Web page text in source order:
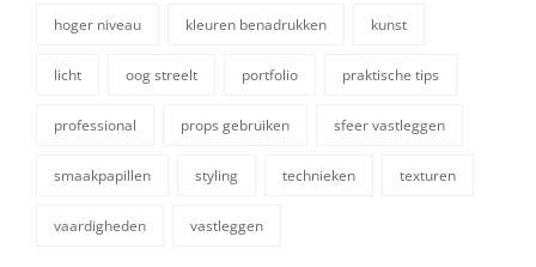
hoger niveau kleuren benadrukken kunst
licht oog streelt portfolio praktische tips
professional props gebruiken sfeer vastleggen
smaakpapillen styling technieken texturen
vaardigheden vastleggen